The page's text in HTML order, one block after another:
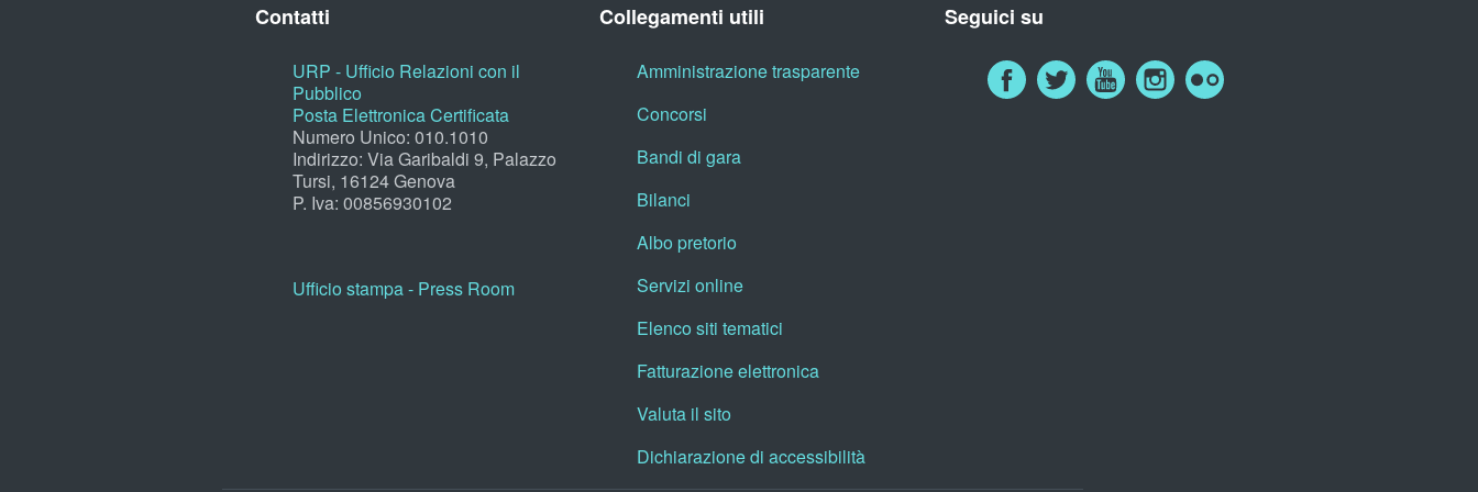
Contatti
URP - Ufficio Relazioni con il
Pubblico
Posta Elettronica Certificata
Numero Unico: 010.1010
Indirizzo: Via Garibaldi 9, Palazzo
Tursi, 16124 Genova
P. Iva: 00856930102
Ufficio stampa - Press Room
Collegamenti utili
Amministrazione trasparente
Concorsi
Bandi di gara
Bilanci
Albo pretorio
Servizi online
Elenco siti tematici
Fatturazione elettronica
Valuta il sito
Dichiarazione di accessibilità
Seguici su